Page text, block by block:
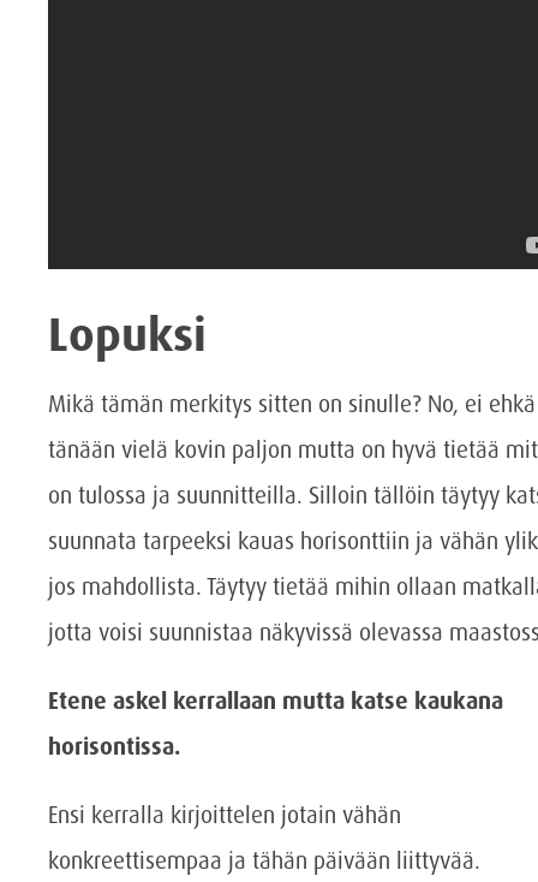
Lopuksi
Mikä tämän merkitys sitten on sinulle? No, ei ehkä
tänään vielä kovin paljon mutta on hyvä tietää
on tulossa ja suunnitteilla. Silloin tällöin täytyy
suunnata tarpeeksi kauas horisonttiin ja vähän
jos mahdollista. Täytyy tietää mihin ollaan
jotta voisi suunnistaa näkyvissä olevassa
Etene askel kerrallaan mutta katse kaukana
horisontissa.
Ensi kerralla kirjoittelen jotain vähän
konkreettisempaa ja tähän päivään liittyvää.